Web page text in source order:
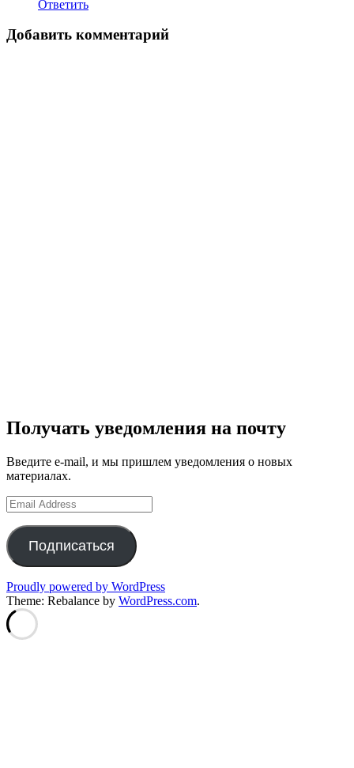
Ответить
Добавить комментарий
Получать уведомления на почту
Введите e-mail, и мы пришлем уведомления о новых
материалах.
Email
Address
Подписаться
Proudly powered by WordPress
Theme: Rebalance by WordPress.com.